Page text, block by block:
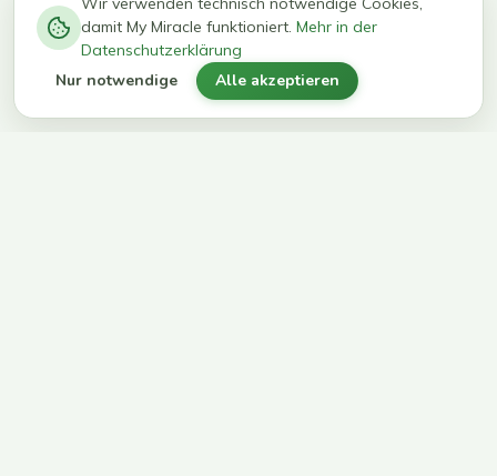
kg in 12
Wochen
erreichen
ihr Ziel
damit My Miracle funktioniert. Mehr in der
Datenschutzerklärung
Nur notwendige Alle akzeptieren